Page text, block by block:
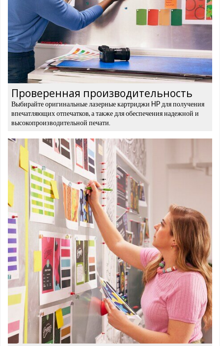
Проверенная производительность
Выбирайте оригинальные лазерные картриджи HP для получения
впечатляющих отпечатков, а также для обеспечения надежной и
высокопроизводительной печати.